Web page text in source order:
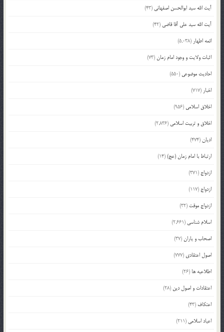
آیت الله سید ابوالحسن اصفهانی (43)
آیت الله سید علی آقا قاضی (42)
ائمه اطهار (5,038)
اثبات ولایت و وجود امام زمان(73)
احادیث موضوعی (550)
اخبار (717)
اخلاق اسلامی (956)
اخلاق و تربیت اسلامی (2,836)
ادیان(474)
ارتباط با امام زمان (عج)(14)
ازدواج (371)
ازدواج (117)
ازدواج موقت (32)
اسلام شناسی (2,661)
اصحاب و یاران(37)
اصول اعتقادی (777)
اطلاعیه ها (26)
اعتقادات و اصول دین (28)
اعتکاف (43)
اعیاد اسلامی (211)